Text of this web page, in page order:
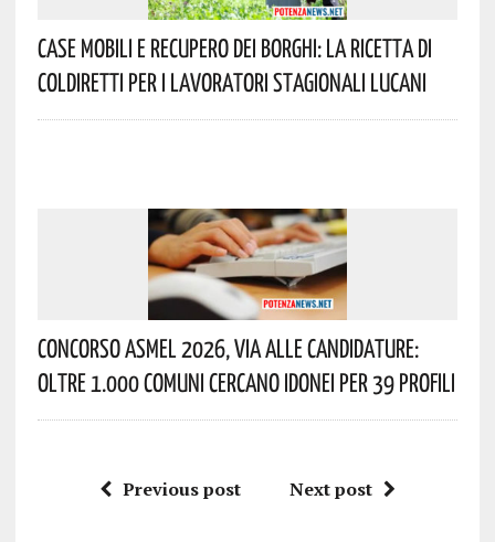
Case Mobili E Recupero Dei Borghi: La Ricetta Di
Coldiretti Per I Lavoratori Stagionali Lucani
Concorso Asmel 2026, Via Alle Candidature:
Oltre 1.000 Comuni Cercano Idonei Per 39 Profili
Previous post Next post